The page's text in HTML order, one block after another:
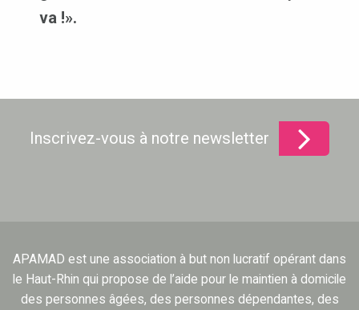
va !».
Inscrivez-vous à notre newsletter
APAMAD est une association à but non lucratif opérant dans
le Haut-Rhin qui propose de l’aide pour le maintien à domicile
des personnes âgées, des personnes dépendantes, des